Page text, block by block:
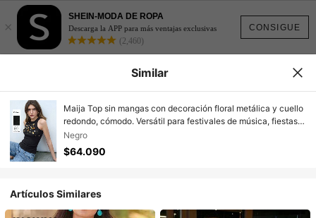
CONSIGUE
×
SHEIN-MODA DE ROPA
Descarga la APP para más ventajas exclusivas
(2,460)
Similar
Maija Top sin mangas con decoración floral metálica y cuello
redondo, cómodo. Versátil para festivales de música, fiestas y
estilo retro
Negro
$64.090
Artículos Similares